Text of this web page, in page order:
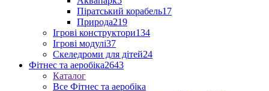
Піратський корабель17
Природа219
Ігрові конструктори134
Ігрові модулі37
Скеледроми для дітей24
Фітнес та аеробіка2643
Каталог
Все Фітнес та аеробіка